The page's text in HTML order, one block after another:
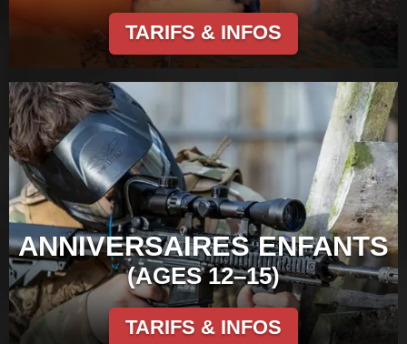
TARIFS & INFOS
ANNIVERSAIRES ENFANTS
(AGES 12–15)
TARIFS & INFOS